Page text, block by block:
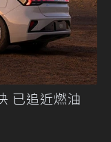
已追近燃油